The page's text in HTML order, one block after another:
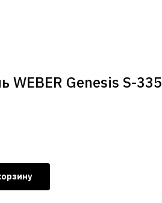
WEBER Genesis S-335